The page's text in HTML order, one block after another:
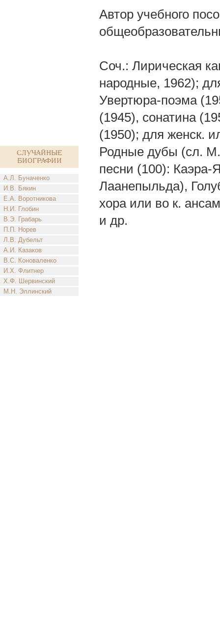
Случайные
биографии
А.Л. Буначенко
И.В. Бякин
Е.А. Воротникова
Н.И. Глобин
В.Э. Грабарь
П.П. Норев
Л.В. Дубельт
А.И. Казаков
В.С. Коноваленко
И.Х. Флитнер
Х.Ф. Шервинский
М.Н. Эллинский
Автор учебного
Соч.: Лирическая
народные, 1962);
Увертюра-поэма
(1945), сонатина
(1950); для женск.
Родные дубы (сл.
песни (100): Каэра-
Лаанепыльда),
хора или во к.
и др.